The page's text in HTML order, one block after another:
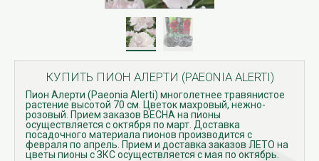
КУПИТЬ ПИОН АЛЕРТИ (PAEONIA ALERTI)
Пион Алерти (Paeonia Alerti) многолетнее травянистое
растение высотой 70 см. Цветок махровый, нежно-
розовый. Прием заказов ВЕСНА на пионы
осуществляется с октября по март. Доставка
посадочного материала пионов производится с
февраля по апрель. Прием и доставка заказов ЛЕТО на
цветы пионы с ЗКС осуществляется с мая по октябрь.